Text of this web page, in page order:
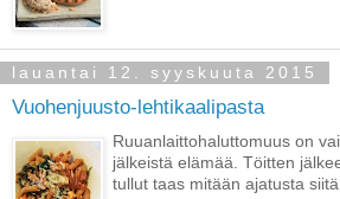
lauantai 12. syyskuuta 2015
Vuohenjuusto-lehtikaalipasta
Ruuanlaittohaluttomuus on
jälkeistä elämää. Töitten
tullut taas mitään ajatusta